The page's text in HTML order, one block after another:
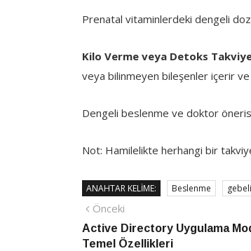
Prenatal vitaminlerdeki dengeli
Kilo Verme veya Detoks
veya bilinmeyen bileşenler içerir
Dengeli beslenme ve doktor
Not: Hamilelikte herhangi bir takviye
ANAHTAR KELIME: Beslenme
Yazı
gezinmesi
Önceki
haber
Active Directory Uygulama
Temel Özellikleri